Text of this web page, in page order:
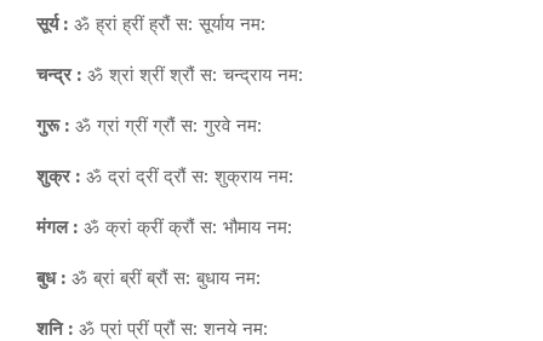
सूर्य : ॐ ह्रां ह्रीं ह्रौं स: सूर्याय नम:
चन्द्र : ॐ श्रां श्रीं श्रौं स: चन्द्राय नम:
गुरू : ॐ ग्रां ग्रीं ग्रौं स: गुरवे नम:
शुक्र : ॐ द्रां द्रीं द्रौं स: शुक्राय नम:
मंगल : ॐ क्रां क्रीं क्रौं स: भौमाय नम:
बुध : ॐ ब्रां ब्रीं ब्रौं स: बुधाय नम:
शनि : ॐ प्रां प्रीं प्रौं स: शनये नम: